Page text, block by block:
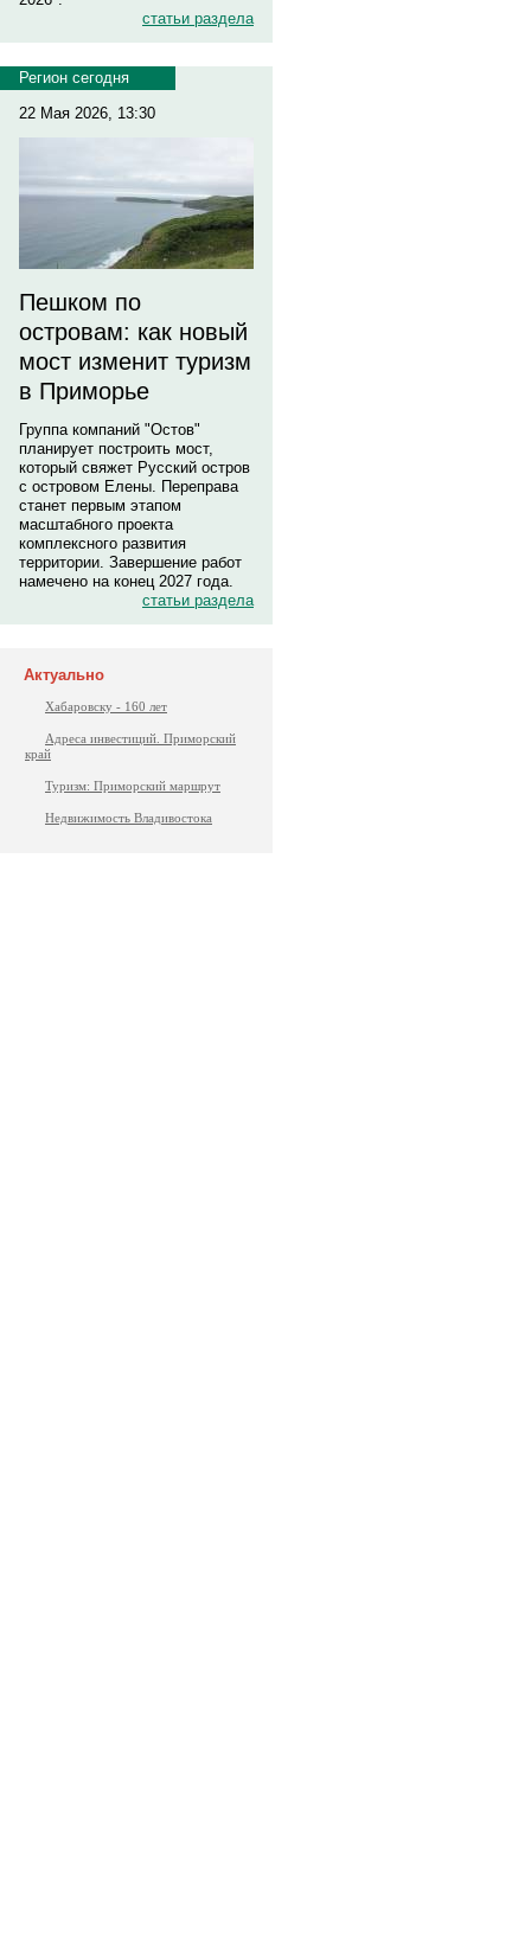
статьи раздела
Регион сегодня
22 Мая 2026, 13:30
Пешком по
островам: как новый
мост изменит туризм
в Приморье
Группа компаний "Остов"
планирует построить мост,
который свяжет Русский остров
с островом Елены. Переправа
станет первым этапом
масштабного проекта
комплексного развития
территории. Завершение работ
намечено на конец 2027 года.
статьи раздела
Актуально
Хабаровску - 160 лет
Адреса инвестиций. Приморский
край
Туризм: Приморский маршрут
Недвижимость Владивостока